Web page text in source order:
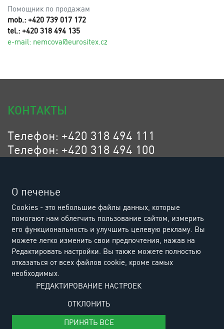
Помощник по продажам
mob.: +420 739 017 172
tel.: +420 318 494 135
e-mail: nemcova@eurositex.cz
КОНТАКТЫ
Телефон: +420 318 494 111
Телефон: +420 318 494 100
Euro SITEX s.r.o.
Czech Republic
О печенье
Cookies - это небольшие файлы данных, которые
помогают нам облегчить пользование сайтом, измерить
его функциональность и улучшить целевую рекламу. Вы
можете легко изменить свои предпочтения, нажав на
Редактировать настройки. Вы также можете полностью
отказаться от всех файлов cookie, кроме самых
необходимых.
РЕДАКТИРОВАНИЕ НАСТРОЕК
ОТКЛОНИТЬ
ПРИНЯТЬ ВСЕ